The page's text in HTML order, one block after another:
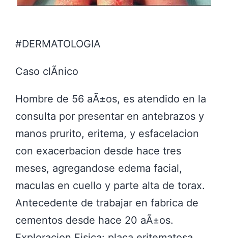
#DERMATOLOGIA
Caso clÃ­nico
Hombre de 56 aÃ±os, es atendido en la
consulta por presentar en antebrazos y
manos prurito, eritema, y esfacelacion
con exacerbacion desde hace tres
meses, agregandose edema facial,
maculas en cuello y parte alta de torax.
Antecedente de trabajar en fabrica de
cementos desde hace 20 aÃ±os.